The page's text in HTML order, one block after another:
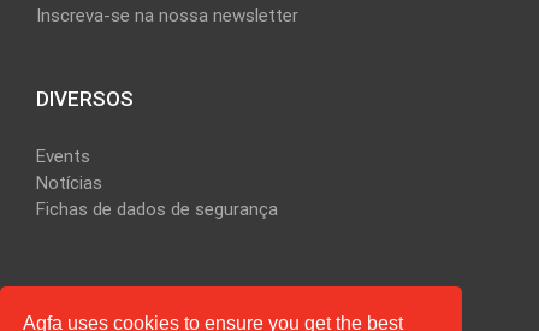
Agfa uses cookies to ensure you get the best
Inscreva-se na nossa newsletter
DIVERSOS
Events
Notícias
Fichas de dados de segurança